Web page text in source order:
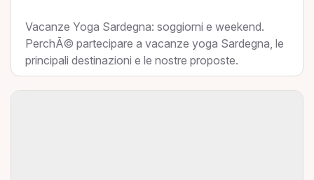
Vacanze Yoga Sardegna: soggiorni e weekend.
PerchÃ© partecipare a vacanze yoga Sardegna, le
principali destinazioni e le nostre proposte.